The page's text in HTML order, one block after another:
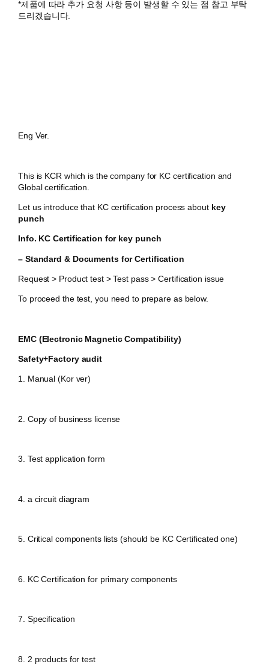
*제품에 따라 추가 요청 사항 등이 발생할 수 있는 점 참고 부탁
드리겠습니다.
Eng Ver.
This is KCR which is the company for KC certification and
Global certification.
Let us introduce that KC certification process about key
punch
Info. KC Certification for key punch
– Standard & Documents for Certification
Request > Product test > Test pass > Certification issue
To proceed the test, you need to prepare as below.
EMC (Electronic Magnetic Compatibility)
Safety+Factory audit
1. Manual (Kor ver)
2. Copy of business license
3. Test application form
4. a circuit diagram
5. Critical components lists (should be KC Certificated one)
6. KC Certification for primary components
7. Specification
8. 2 products for test